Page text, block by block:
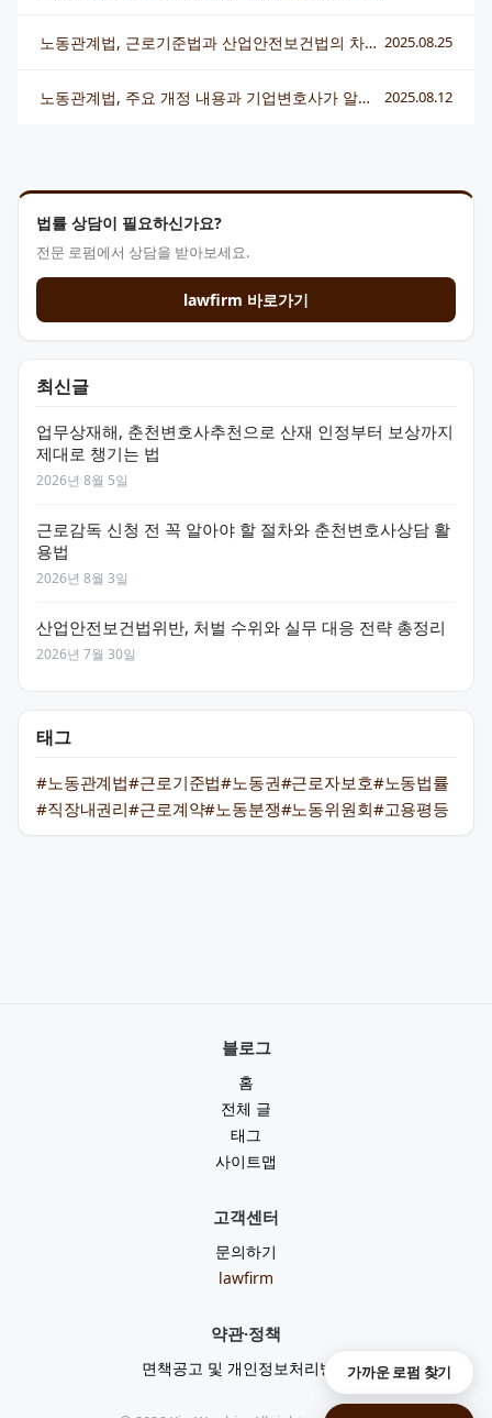
법률 상담이 필요하신가요?
전문 로펌에서 상담을 받아보세요.
lawfirm 바로가기
최신글
업무상재해, 춘천변호사추천으로 산재 인정부터 보상까지
제대로 챙기는 법
2026년 8월 5일
근로감독 신청 전 꼭 알아야 할 절차와 춘천변호사상담 활
용법
2026년 8월 3일
산업안전보건법위반, 처벌 수위와 실무 대응 전략 총정리
2026년 7월 30일
태그
#노동관계법#근로기준법#노동권#근로자보호#노동법률
#직장내권리#근로계약#노동분쟁#노동위원회#고용평등
노동관계법, 근로기준법과 산업안전보건법의 차이점이 궁금해요? 기업전문변호사가 알려드려요 2025.08.25
노동관계법, 주요 개정 내용과 기업변호사가 알려주는 대응 포인트 2025.08.12
블로그
홈
전체 글
태그
사이트맵
고객센터
문의하기
lawfirm
약관·정책
면책공고 및 개인정보처리방침가까운 로펌 찾기